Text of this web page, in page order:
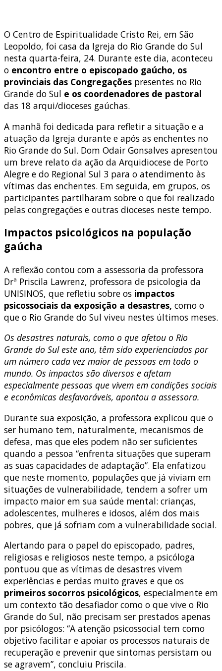
O Centro de Espiritualidade Cristo Rei, em São
Leopoldo, foi casa da Igreja do Rio Grande do Sul
nesta quarta-feira, 24. Durante este dia, aconteceu
o encontro entre o episcopado gaúcho, os
provinciais das Congregações presentes no Rio
Grande do Sul e os coordenadores de pastoral
das 18 arqui/dioceses gaúchas.
A manhã foi dedicada para refletir a situação e a
atuação da Igreja durante e após as enchentes no
Rio Grande do Sul. Dom Odair Gonsalves apresentou
um breve relato da ação da Arquidiocese de Porto
Alegre e do Regional Sul 3 para o atendimento às
vítimas das enchentes. Em seguida, em grupos, os
participantes partilharam sobre o que foi realizado
pelas congregações e outras dioceses neste tempo.
Impactos psicológicos na população
gaúcha
A reflexão contou com a assessoria da professora
Drª Priscila Lawrenz, professora de psicologia da
UNISINOS, que refletiu sobre os impactos
psicossociais da exposição a desastres, como o
que o Rio Grande do Sul viveu nestes últimos meses.
Os desastres naturais, como o que afetou o Rio
Grande do Sul este ano, têm sido experienciados por
um número cada vez maior de pessoas em todo o
mundo. Os impactos são diversos e afetam
especialmente pessoas que vivem em condições sociais
e econômicas desfavoráveis, apontou a assessora.
Durante sua exposição, a professora explicou que o
ser humano tem, naturalmente, mecanismos de
defesa, mas que eles podem não ser suficientes
quando a pessoa “enfrenta situações que superam
as suas capacidades de adaptação”. Ela enfatizou
que neste momento, populações que já viviam em
situações de vulnerabilidade, tendem a sofrer um
impacto maior em sua saúde mental: crianças,
adolescentes, mulheres e idosos, além dos mais
pobres, que já sofriam com a vulnerabilidade social.
Alertando para o papel do episcopado, padres,
religiosas e religiosos neste tempo, a psicóloga
pontuou que as vítimas de desastres vivem
experiências e perdas muito graves e que os
primeiros socorros psicológicos, especialmente em
um contexto tão desafiador como o que vive o Rio
Grande do Sul, não precisam ser prestados apenas
por psicólogos: “A atenção psicossocial tem como
objetivo facilitar e apoiar os processos naturais de
recuperação e prevenir que sintomas persistam ou
se agravem”, concluiu Priscila.